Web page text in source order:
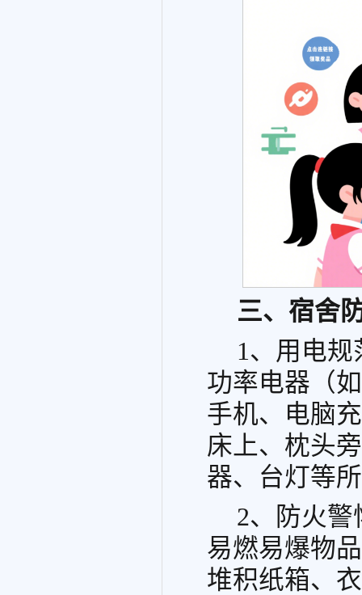
三、宿舍
1、用电
功率电器（
手机、电脑
床上、枕头
器、台灯等
2、防火
易燃易爆物
堆积纸箱、